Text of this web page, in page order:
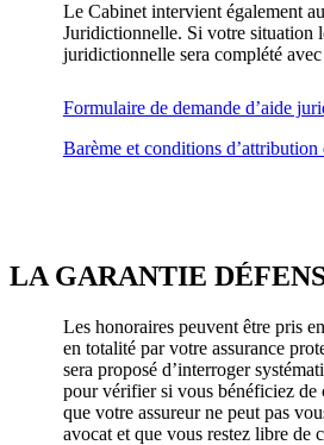
Le Cabinet intervient également
Juridictionnelle. Si votre situation
juridictionnelle sera complété
Formulaire de demande d’aide
Barème et conditions
LA GARANTIE
Les honoraires peuvent être pris
en totalité par votre assurance
sera proposé d’interroger
pour vérifier si vous bénéficiez de
que votre assureur ne peut pas
avocat et que vous restez libre de